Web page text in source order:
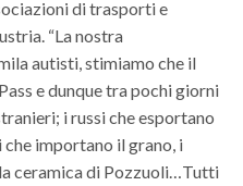
di trasporti e
“La nostra
autisti, stimiamo che il
e dunque tra pochi giorni
i russi che esportano
che importano il grano, i
ceramica di Pozzuoli…Tutti